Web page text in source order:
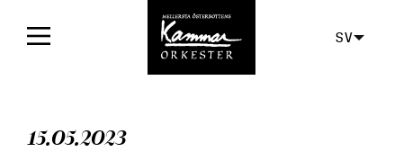
SV
15.05.2023